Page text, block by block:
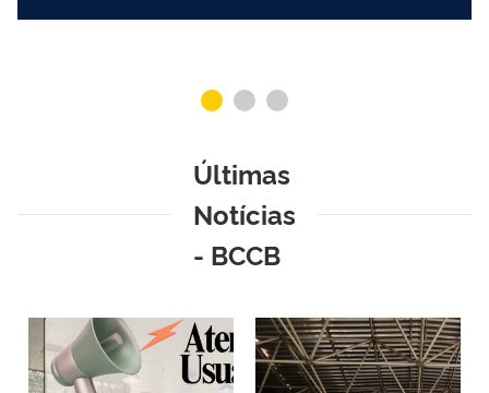
Últimas
Notícias
- BCCB